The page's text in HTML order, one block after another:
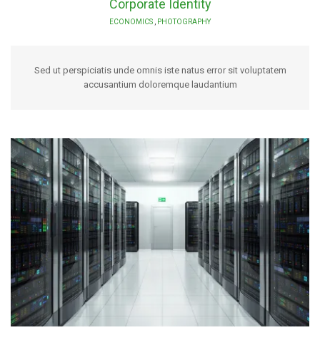
Corporate Identity
ECONOMICS , PHOTOGRAPHY
Sed ut perspiciatis unde omnis iste natus error sit voluptatem
accusantium doloremque laudantium